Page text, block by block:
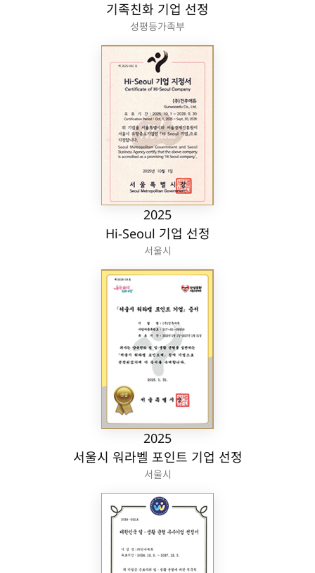
기족친화 기업 선정
성평등가족부
2025
Hi-Seoul 기업 선정
서울시
2025
서울시 워라벨 포인트 기업 선정
서울시